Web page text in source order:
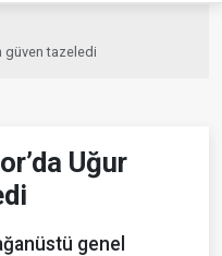
güven tazeledi
Uğur
genel